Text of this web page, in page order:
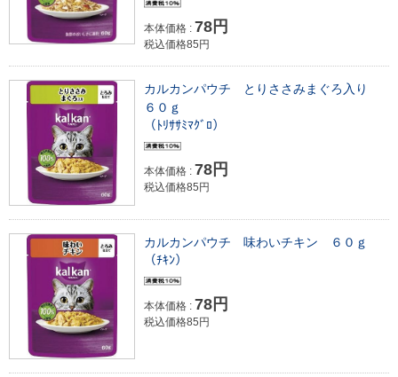
本体価格 : 78円
税込価格85円
カルカンパウチ とりささみまぐろ入り
６０ｇ
（ﾄﾘｻｻﾐﾏｸﾞﾛ）
本体価格 : 78円
税込価格85円
カルカンパウチ 味わいチキン ６０ｇ
（ﾁｷﾝ）
本体価格 : 78円
税込価格85円